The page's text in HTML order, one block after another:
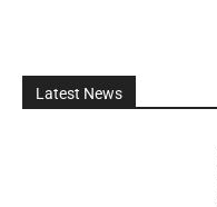
Latest News